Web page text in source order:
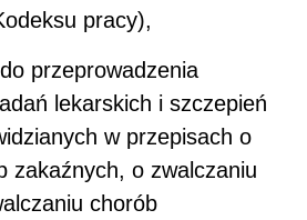
pracy),
przeprowadzenia
lekarskich i szczepień
w przepisach o
zakaźnych, o zwalczaniu
chorób